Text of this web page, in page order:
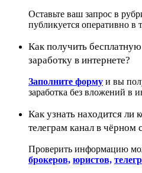
Оставьте ваш запрос в
публикуется оперативно в
Как получить
заработку в интернете?
Заполните форму и вы
заработка без вложений в
Как узнать находится ли
телеграм канал в чёрном
Проверить информацию
брокеров, юристов,